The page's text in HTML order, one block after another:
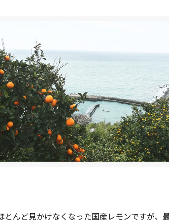
とんど見かけなくなった国産レモンですが、